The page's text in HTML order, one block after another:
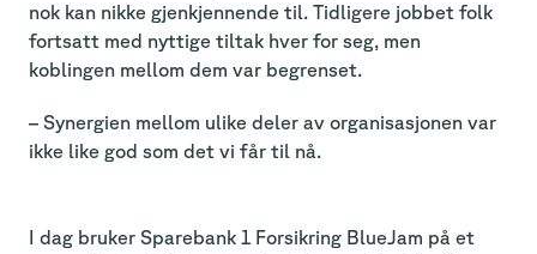
nok kan nikke gjenkjennende til. Tidligere jobbet folk
fortsatt med nyttige tiltak hver for seg, men
koblingen mellom dem var begrenset.
– Synergien mellom ulike deler av organisasjonen var
ikke like god som det vi får til nå.
I dag bruker Sparebank 1 Forsikring BlueJam på et